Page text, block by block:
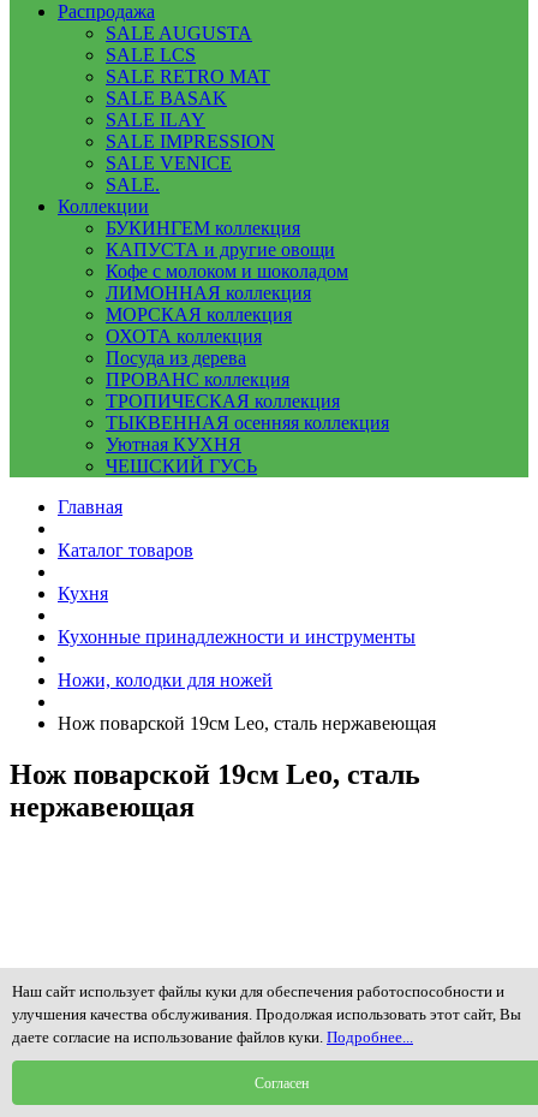
Распродажа
SALE AUGUSTA
SALE LCS
SALE RETRO MAT
SALE BASAK
SALE ILAY
SALE IMPRESSION
SALE VENICE
SALE.
Коллекции
БУКИНГЕМ коллекция
КАПУСТА и другие овощи
Кофе с молоком и шоколадом
ЛИМОННАЯ коллекция
МОРСКАЯ коллекция
ОХОТА коллекция
Посуда из дерева
ПРОВАНС коллекция
ТРОПИЧЕСКАЯ коллекция
ТЫКВЕННАЯ осенняя коллекция
Уютная КУХНЯ
ЧЕШСКИЙ ГУСЬ
Главная
Каталог товаров
Кухня
Кухонные принадлежности и инструменты
Ножи, колодки для ножей
Нож поварской 19см Leo, сталь нержавеющая
Нож поварской 19см Leo, сталь
нержавеющая
Наш сайт использует файлы куки для обеспечения работоспособности и
улучшения качества обслуживания. Продолжая использовать этот сайт, Вы
даете согласие на использование файлов куки. Подробнее...
Согласен